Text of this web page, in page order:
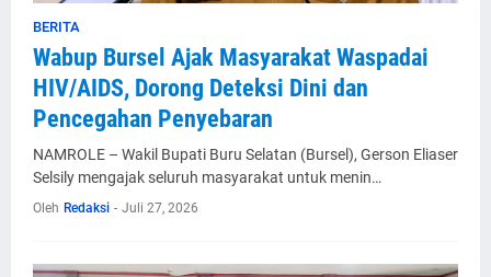
BERITA
Wabup Bursel Ajak Masyarakat Waspadai
HIV/AIDS, Dorong Deteksi Dini dan
Pencegahan Penyebaran
NAMROLE – Wakil Bupati Buru Selatan (Bursel), Gerson Eliaser
Selsily mengajak seluruh masyarakat untuk menin…
Oleh Redaksi - Juli 27, 2026